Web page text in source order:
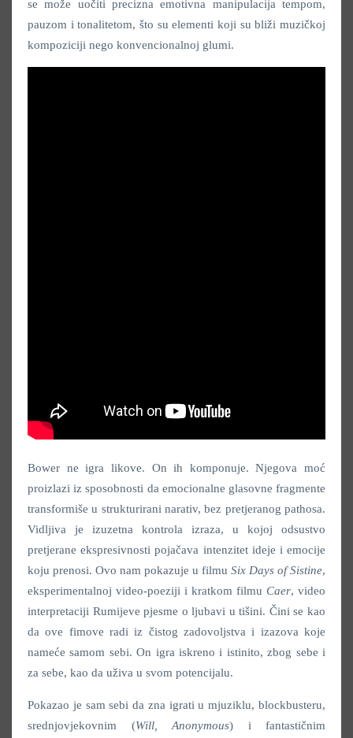
se može uočiti precizna emotivna manipulacija tempom,
pauzom i tonalitetom, što su elementi koji su bliži muzičkoj
kompoziciji nego konvencionalnoj glumi.
Bower ne igra likove. On ih komponuje. Njegova moć
proizlazi iz sposobnosti da emocionalne glasovne fragmente
transformiše u strukturirani narativ, bez pretjeranog pathosa.
Vidljiva je izuzetna kontrola izraza, u kojoj odsustvo
pretjerane ekspresivnosti pojačava intenzitet ideje i emocije
koju prenosi. Ovo nam pokazuje u filmu Six Days of Sistine,
eksperimentalnoj video-poeziji i kratkom filmu Caer, video
interpretaciji Rumijeve pjesme o ljubavi u tišini. Čini se kao
da ove fimove radi iz čistog zadovoljstva i izazova koje
nameće samom sebi. On igra iskreno i istinito, zbog sebe i
za sebe, kao da uživa u svom potencijalu.
Pokazao je sam sebi da zna igrati u mjuziklu, blockbusteru,
srednjovjekovnim (Will, Anonymous) i fantastičnim